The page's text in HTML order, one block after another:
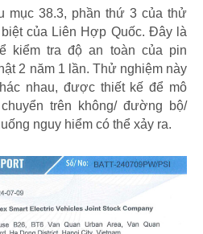
mục 38.3, phần thứ 3 của thử
của Liên Hợp Quốc. Đây là
kiểm tra độ an toàn của pin
2 năm 1 lần. Thử nghiệm này
nhau, được thiết kế để mô
trên không/ đường bộ/
nguy hiểm có thể xảy ra.